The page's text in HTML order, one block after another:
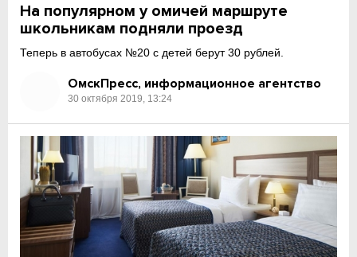
На популярном у омичей маршруте
школьникам подняли проезд
Теперь в автобусах №20 с детей берут 30 рублей.
ОмскПресс, информационное агентство
30 октября 2019, 13:24